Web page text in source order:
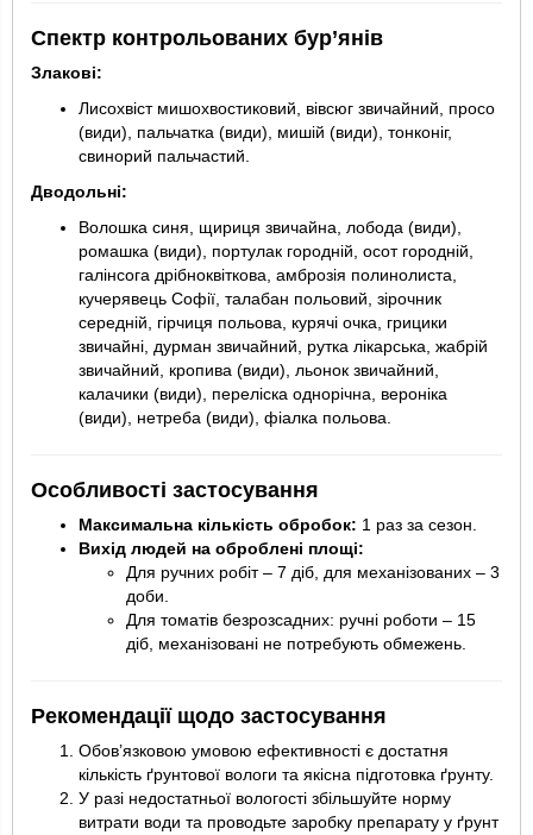
Спектр контрольованих бур’янів
Злакові:
Лисохвіст мишохвостиковий, вівсюг звичайний, просо
(види), пальчатка (види), мишій (види), тонконіг,
свинорий пальчастий.
Дводольні:
Волошка синя, щириця звичайна, лобода (види),
ромашка (види), портулак городній, осот городній,
галінсога дрібноквіткова, амброзія полинолиста,
кучерявець Софії, талабан польовий, зірочник
середній, гірчиця польова, курячі очка, грицики
звичайні, дурман звичайний, рутка лікарська, жабрій
звичайний, кропива (види), льонок звичайний,
калачики (види), переліска однорічна, вероніка
(види), нетреба (види), фіалка польова.
Особливості застосування
Максимальна кількість обробок: 1 раз за сезон.
Вихід людей на оброблені площі:
Для ручних робіт – 7 діб, для механізованих – 3
доби.
Для томатів безрозсадних: ручні роботи – 15
діб, механізовані не потребують обмежень.
Рекомендації щодо застосування
Обов’язковою умовою ефективності є достатня
кількість ґрунтової вологи та якісна підготовка ґрунту.
У разі недостатньої вологості збільшуйте норму
витрати води та проводьте заробку препарату у ґрунт